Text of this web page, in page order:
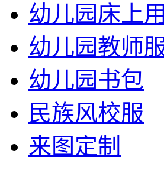
幼儿园床上
幼儿园教师
幼儿园书包
民族风校服
来图定制